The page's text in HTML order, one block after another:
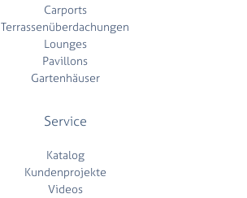
Carports
Terrassenüberdachungen
Lounges
Pavillons
Gartenhäuser
Service
Katalog
Kundenprojekte
Videos